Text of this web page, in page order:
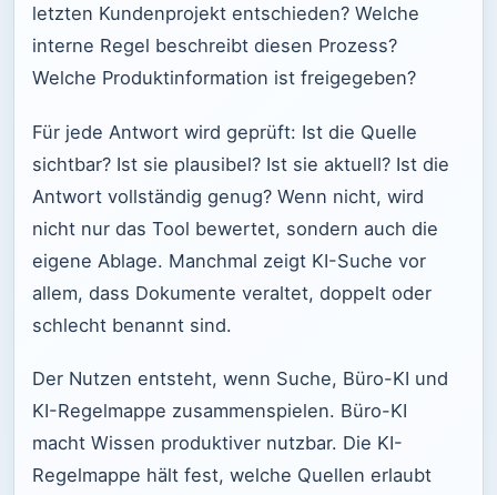
letzten Kundenprojekt entschieden? Welche
interne Regel beschreibt diesen Prozess?
Welche Produktinformation ist freigegeben?
Für jede Antwort wird geprüft: Ist die Quelle
sichtbar? Ist sie plausibel? Ist sie aktuell? Ist die
Antwort vollständig genug? Wenn nicht, wird
nicht nur das Tool bewertet, sondern auch die
eigene Ablage. Manchmal zeigt KI-Suche vor
allem, dass Dokumente veraltet, doppelt oder
schlecht benannt sind.
Der Nutzen entsteht, wenn Suche, Büro-KI und
KI-Regelmappe zusammenspielen. Büro-KI
macht Wissen produktiver nutzbar. Die KI-
Regelmappe hält fest, welche Quellen erlaubt